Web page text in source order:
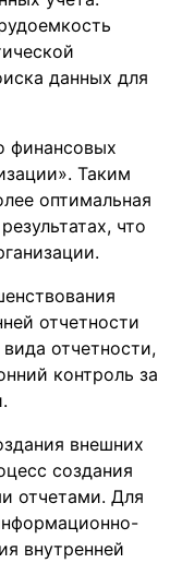
данных для
финансовых
Таким
оптимальная
что
отчетности
отчетности,
контроль за
внешних
создания
отчетами. Для
внутренней